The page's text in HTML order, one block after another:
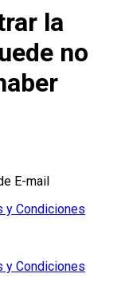
la
no
E-mail
y Condiciones
y Condiciones